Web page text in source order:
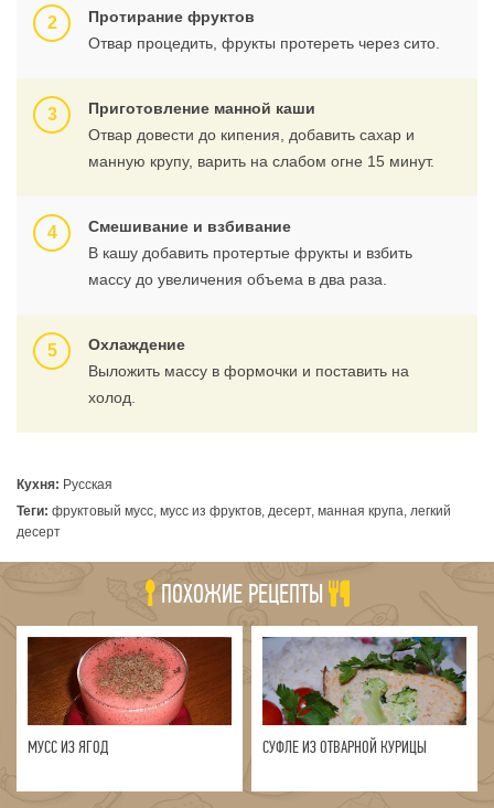
Протирание фруктов
Отвар процедить, фрукты протереть через сито.
Приготовление манной каши
Отвар довести до кипения, добавить сахар и
манную крупу, варить на слабом огне 15 минут.
Смешивание и взбивание
В кашу добавить протертые фрукты и взбить
массу до увеличения объема в два раза.
Охлаждение
Выложить массу в формочки и поставить на
холод.
Кухня: Русская
Теги: фруктовый мусс, мусс из фруктов, десерт, манная крупа, легкий
десерт
ПОХОЖИЕ РЕЦЕПТЫ
МУСС ИЗ ЯГОД СУФЛЕ ИЗ ОТВАРНОЙ КУРИЦЫ